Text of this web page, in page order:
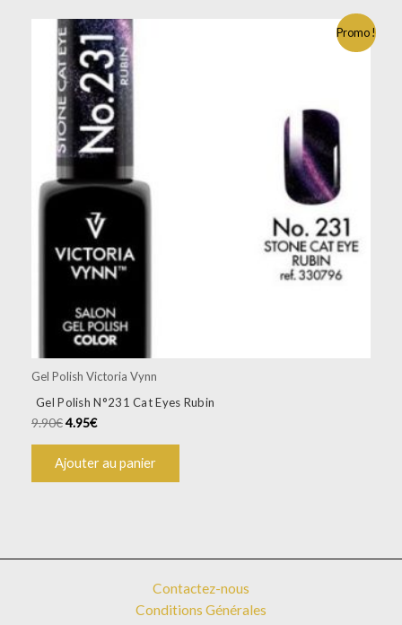
Promo !
Gel Polish Victoria Vynn
Gel Polish N°231 Cat Eyes Rubin
9.90€4.95€
Ajouter au panier
Contactez-nous
Conditions Générales